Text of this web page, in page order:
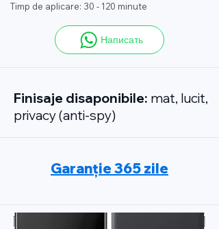
Timp de aplicare: 30 - 120 minute
Написать
Finisaje disaponibile: mat, lucit,
privacy (anti-spy)
Garanție 365 zile